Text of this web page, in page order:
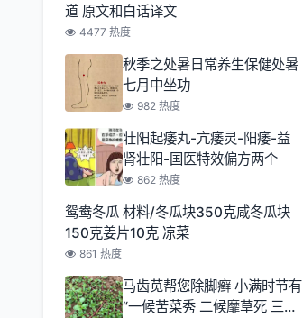
道 原文和白话译文
4477 热度
秋季之处暑日常养生保健处暑
七月中坐功
982 热度
壮阳起痿丸-亢痿灵-阳痿-益
肾壮阳-国医特效偏方两个
862 热度
鸳鸯冬瓜 材料/冬瓜块350克咸冬瓜块
150克姜片10克 凉菜
861 热度
马齿苋帮您除脚癣 小满时节有
“一候苦菜秀 二候靡草死 三候